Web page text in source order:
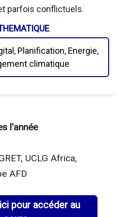
l'année
UCLG Africa,
AFD
pour accéder au
parfois conflictuels.
Planification, Energie,
climatique